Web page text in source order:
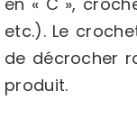
etc.). Le
de décrocher
produit.